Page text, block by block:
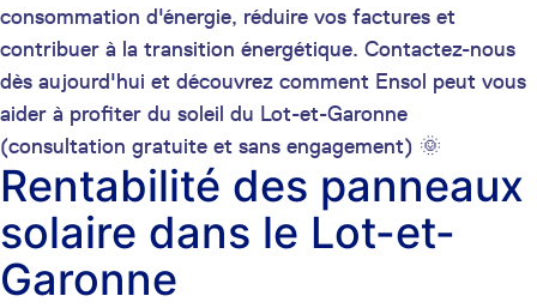
consommation d'énergie, réduire vos factures et
contribuer à la transition énergétique. Contactez-nous
dès aujourd'hui et découvrez comment Ensol peut vous
aider à profiter du soleil du Lot-et-Garonne
(consultation gratuite et sans engagement) 🌞
Rentabilité des panneaux
solaire dans le Lot-et-
Garonne